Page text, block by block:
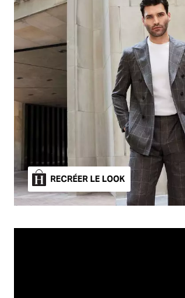
RECRÉER LE LOOK